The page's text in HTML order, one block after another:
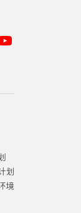
划
境